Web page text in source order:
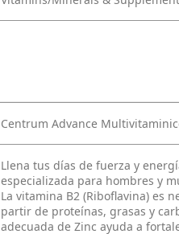
Centrum Advance
Llena tus días de fuerza y
especializada para hombres y
La vitamina B2 (Riboflavina) es
partir de proteínas, grasas y
adecuada de Zinc ayuda a